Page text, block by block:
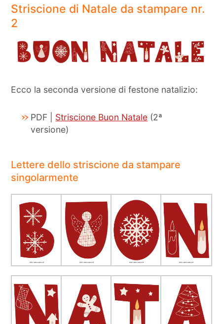
Striscione di Natale da stampare nr.
2
Ecco la seconda versione di festone natalizio:
PDF | Striscione Buon Natale (2ª
versione)
Lettere dello striscione da stampare
singolarmente